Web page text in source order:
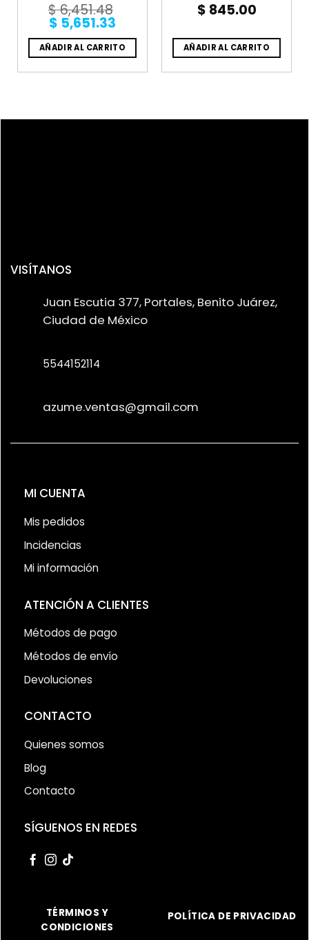
$6,451.48
Original
price
was:
$ 6,451.48.
$ 5,651.33
price
is:
$ 5,651.33.
AÑADIR AL CARRITO
$ 845.00
AÑADIR AL CARRITO
VISÍTANOS
Juan Escutia 377, Portales, Benito Juárez,
Ciudad de México
5544152114
azume.ventas@gmail.com
MI CUENTA
Mis pedidos
Incidencias
Mi información
ATENCIÓN A CLIENTES
Métodos de pago
Métodos de envío
Devoluciones
CONTACTO
Quienes somos
Blog
Contacto
SÍGUENOS EN REDES
TÉRMINOS Y
CONDICIONES
POLÍTICA DE PRIVACIDAD